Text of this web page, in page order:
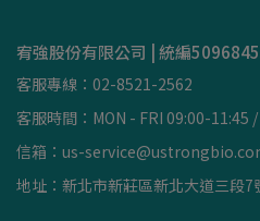
宥強股份有限公司 | 統編
客服專線：02-8521-2562
客服時間：MON - FRI 09:00-11:45
信箱：us-
地址：新北市新莊區新北大道三段7